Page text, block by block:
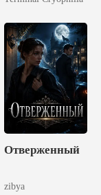
ликанов
Отверженный
zibya